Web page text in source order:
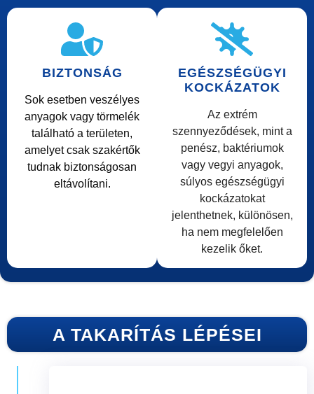
BIZTONSÁG
Sok esetben veszélyes
anyagok vagy törmelék
található a területen,
amelyet csak szakértők
tudnak biztonságosan
eltávolítani.
EGÉSZSÉGÜGYI
KOCKÁZATOK
Az extrém
szennyeződések, mint a
penész, baktériumok
vagy vegyi anyagok,
súlyos egészségügyi
kockázatokat
jelenthetnek, különösen,
ha nem megfelelően
kezelik őket.
A TAKARÍTÁS LÉPÉSEI